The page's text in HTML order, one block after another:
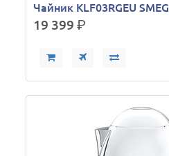
Чайник KLF03RGEU SMEG
19 399р.